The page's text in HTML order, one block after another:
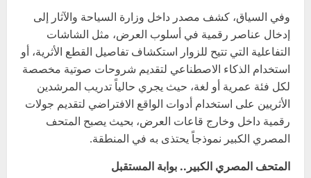
وفي السياق، كشف مصدر داخل وزارة السياحة والآثار إلى
إدخال عناصر رقمية في أسلوب العرض، مثل الشاشات
التفاعلية التي تتيح للزوار استكشاف تفاصيل القطع الأثرية، أو
استخدام الذكاء الاصطناعي لتقديم شروحات صوتية مخصصة
لكل فئة عمرية أو لغة، حيث يجري حالياً تدريب المرشدين
الأثريين على استخدام أدوات الواقع الافتراضي لتقديم جولات
رقمية داخل وخارج قاعات العرض، بحيث يصبح المتحف
المصري الكبير نموذجاً يحتذى به في المنطقة.
المتحف المصري الكبير.. بوابة المستقبل